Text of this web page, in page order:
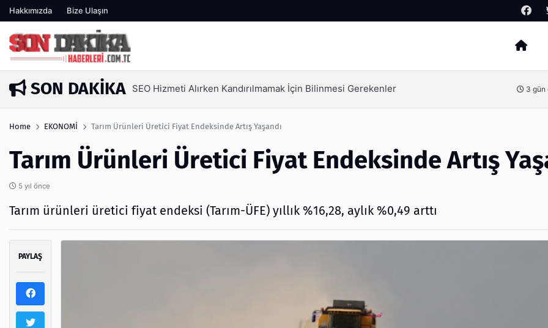
Hakkımızda Bize Ulaşın
Arama
SON DAKIKA
3 gün önce 6 gün
Home EKONOMİ Tarım Ürünleri Üretici Fiyat Endeksinde Artış Yaşandı
Tarım Ürünleri Üretici Fiyat Endeksinde Artış
5 yıl önce
Tarım ürünleri üretici fiyat endeksi (Tarım-ÜFE) yıllık %16,28, aylık %0,49 arttı
PAYLAŞ